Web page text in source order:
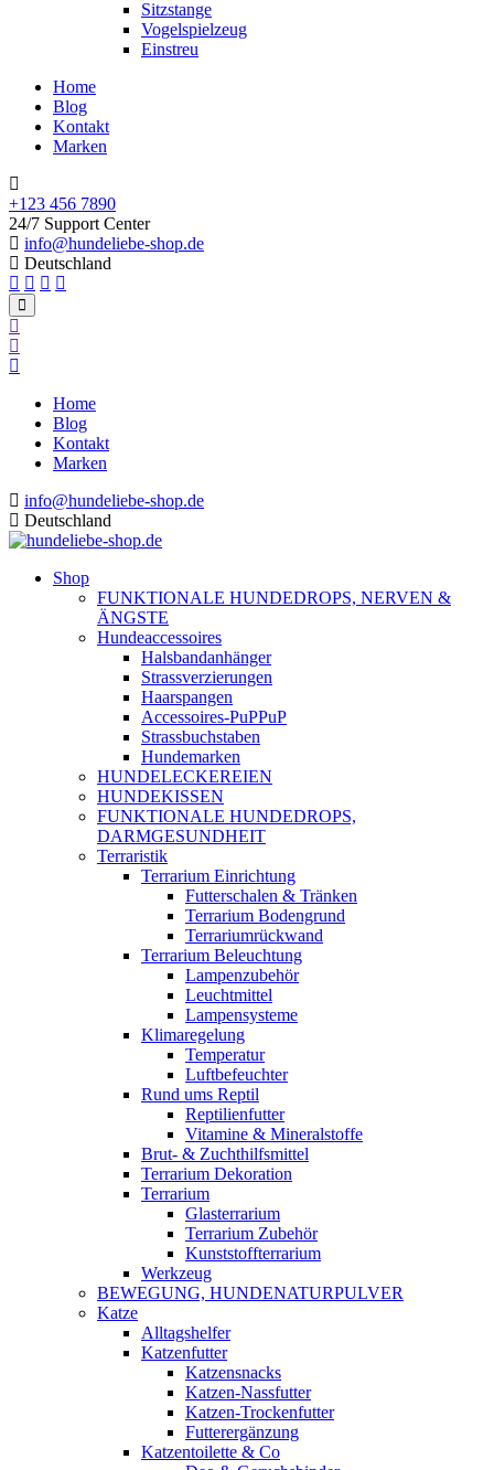
Sitzstange
Vogelspielzeug
Einstreu
Home
Blog
Kontakt
Marken
+123 456 7890
24/7 Support Center
info@hundeliebe-shop.de
Deutschland
Home
Blog
Kontakt
Marken
info@hundeliebe-shop.de
Deutschland
Shop
FUNKTIONALE HUNDEDROPS, NERVEN &
ÄNGSTE
Hundeaccessoires
Halsbandanhänger
Strassverzierungen
Haarspangen
Accessoires-PuPPuP
Strassbuchstaben
Hundemarken
HUNDELECKEREIEN
HUNDEKISSEN
FUNKTIONALE HUNDEDROPS,
DARMGESUNDHEIT
Terraristik
Terrarium Einrichtung
Futterschalen & Tränken
Terrarium Bodengrund
Terrariumrückwand
Terrarium Beleuchtung
Lampenzubehör
Leuchtmittel
Lampensysteme
Klimaregelung
Temperatur
Luftbefeuchter
Rund ums Reptil
Reptilienfutter
Vitamine & Mineralstoffe
Brut- & Zuchthilfsmittel
Terrarium Dekoration
Terrarium
Glasterrarium
Terrarium Zubehör
Kunststoffterrarium
Werkzeug
BEWEGUNG, HUNDENATURPULVER
Katze
Alltagshelfer
Katzenfutter
Katzensnacks
Katzen-Nassfutter
Katzen-Trockenfutter
Futterergänzung
Katzentoilette & Co